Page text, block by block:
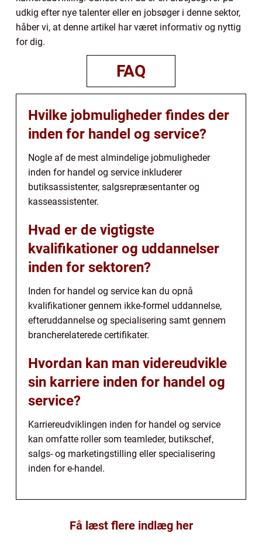
udkig efter nye talenter eller en jobsøger i denne sektor,
håber vi, at denne artikel har været informativ og nyttig
for dig.
FAQ
Hvilke jobmuligheder findes der
inden for handel og service?
Nogle af de mest almindelige jobmuligheder
inden for handel og service inkluderer
butiksassistenter, salgsrepræsentanter og
kasseassistenter.
Hvad er de vigtigste
kvalifikationer og uddannelser
inden for sektoren?
Inden for handel og service kan du opnå
kvalifikationer gennem ikke-formel uddannelse,
efteruddannelse og specialisering samt gennem
brancherelaterede certifikater.
Hvordan kan man videreudvikle
sin karriere inden for handel og
service?
Karriereudviklingen inden for handel og service
kan omfatte roller som teamleder, butikschef,
salgs- og marketingstilling eller specialisering
inden for e-handel.
Få læst flere indlæg her